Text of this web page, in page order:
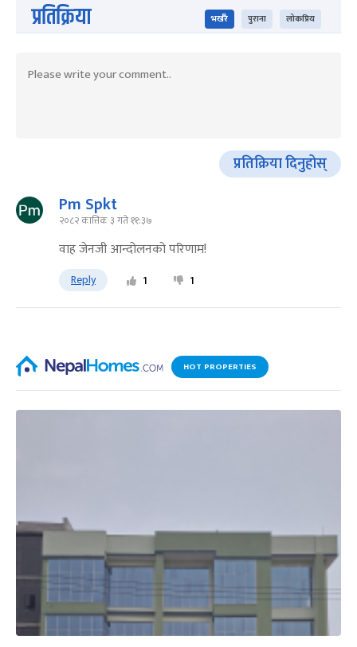
प्रतिक्रिया भर्खरै पुराना लोकप्रिय
प्रतिक्रिया दिनुहोस्
Pm Spkt
२०८२ कात्तिक ३ गते ११:३७
वाह जेनजी आन्दोलनको परिणाम!
Reply 1 1
HOT PROPERTIES